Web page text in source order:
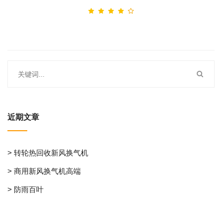
近期文章
> 转轮热回收新风换气机
> 商用新风换气机高端
> 防雨百叶